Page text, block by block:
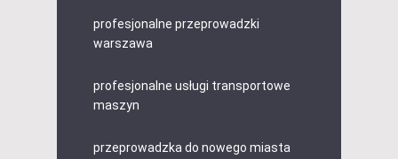
profesjonalne przeprowadzki
warszawa
profesjonalne usługi transportowe
maszyn
przeprowadzka do nowego miasta